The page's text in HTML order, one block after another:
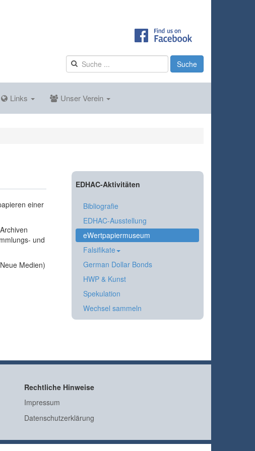
Suche
Links Unser Verein
einer
und
Medien)
EDHAC-Aktivitäten
Bibliografie
EDHAC-Ausstellung
eWertpapiermuseum
Falsifikate
German Dollar Bonds
HWP & Kunst
Spekulation
Wechsel sammeln
Rechtliche Hinweise
Impressum
Datenschutzerklärung